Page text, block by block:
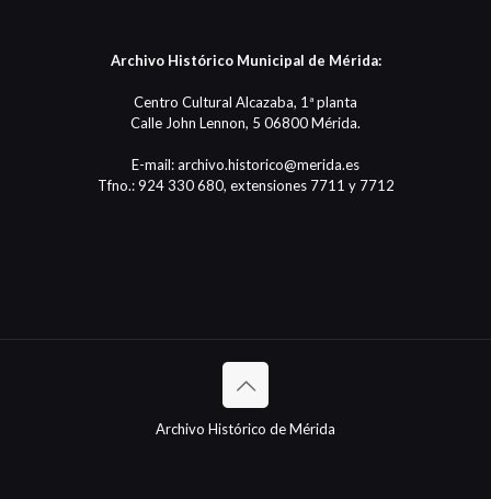
Archivo Histórico Municipal de Mérida:
Centro Cultural Alcazaba, 1ª planta
Calle John Lennon, 5 06800 Mérida.
E-mail: archivo.historico@merida.es
Tfno.: 924 330 680, extensiones 7711 y 7712
Archivo Histórico de Mérida